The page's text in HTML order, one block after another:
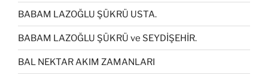
BABAM LAZOĞLU ŞÜKRÜ USTA.
BABAM LAZOĞLU ŞÜKRÜ ve SEYDİŞEHİR.
BAL NEKTAR AKIM ZAMANLARI